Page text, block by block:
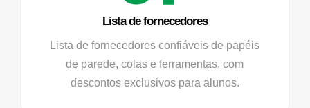
Lista de fornecedores
Lista de fornecedores confiáveis de papéis
de parede, colas e ferramentas, com
descontos exclusivos para alunos.